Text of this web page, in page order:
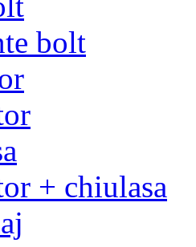
bolt
+ chiulasa